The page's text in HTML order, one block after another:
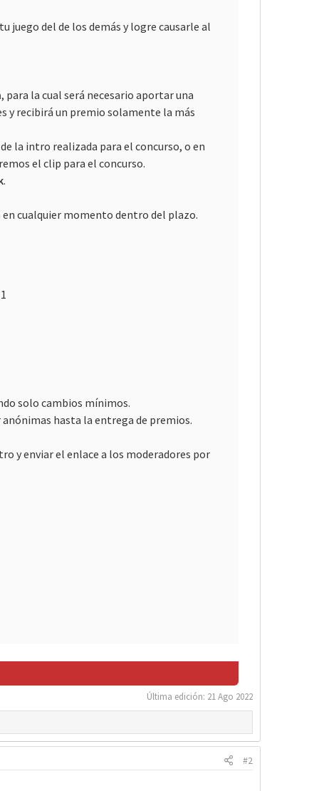
juego del de los demás y logre causarle al
, para la cual será necesario aportar una
y recibirá un premio solamente la más
la intro realizada para el concurso, o en
el clip para el concurso.
.
cualquier momento dentro del plazo.
solo cambios mínimos.
hasta la entrega de premios.
y enviar el enlace a los moderadores por
Última edición: 21 Ago 2022
#2